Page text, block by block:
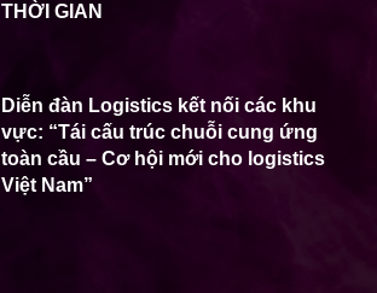
THỜI GIAN
Diễn đàn Logistics kết nối các khu
vực: “Tái cấu trúc chuỗi cung ứng
toàn cầu – Cơ hội mới cho logistics
Việt Nam”